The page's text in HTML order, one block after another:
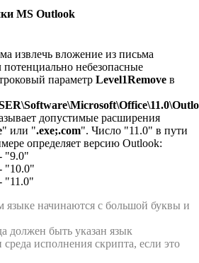
MS Outlook
извлечь вложение из письма
небезопасные
параметр Level1Remove в
допустимые расширения
" или ".exe;.com". Число "11.0" в пути
определяет версию Outlook:
"9.0"
"10.0"
"11.0"
языке начинаются с большой буквы и
должен быть указан язык
исполнения скрипта, если это